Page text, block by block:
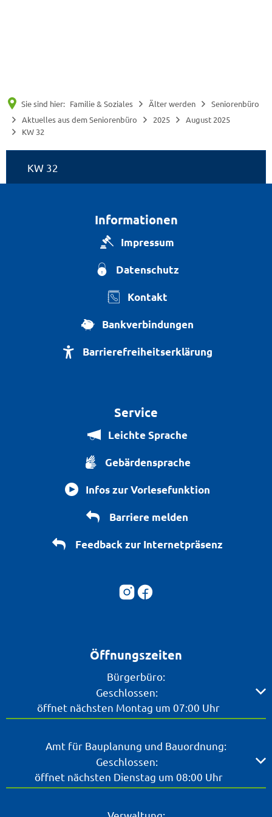
Sie sind hier: Familie & Soziales Älter werden
Seniorenbüro
Aktuelles aus dem Seniorenbüro
2025
August 2025
KW 32
KWKW 32
Informationen
Impressum
Datenschutz
Kontakt
Bankverbindungen
Barrierefreiheitserklärung
Service
Leichte Sprache
Gebärdensprache
Infos zur Vorlesefunktion
Barriere melden
Feedback zur Internetpräsenz
Öffnungszeiten
Bürgerbüro:
Klicken, um weitere Öffnungs- oder Schließzeiten
Geschlossen:
öffnet nächsten Montag um 07:00 Uhr
Amt für Bauplanung und Bauordnung:
Klicken, um weitere Öffnungs- oder Schließzeiten
Geschlossen:
öffnet nächsten Dienstag um 08:00 Uhr